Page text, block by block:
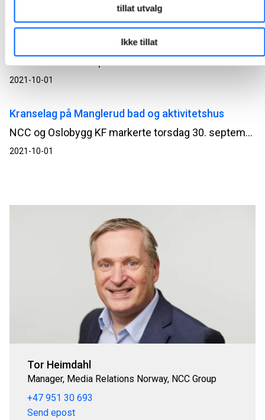
tillat utvalg
Ikke tillat
NCC har fått gode erfaringer med ombruk av
materialer fra ombruksprosjektet KA13
NCCs datterselskap Haandverkerne var hovedentreprenør på ombruksprosjektet Kristian Augusts gate 13, som 30. september ble tildelt Statens pris for byggkvalitet. Erfaringene fra prosjektet tar Haandverkerne og NCC med videre i andre prosjekter.
2021-10-01
Kranselag på Manglerud bad og aktivitetshus
NCC og Oslobygg KF markerte torsdag 30. september kranselag på Manglerud bad og aktivitetshus.
2021-10-01
Tor Heimdahl
Manager, Media Relations Norway, NCC Group
+47 951 30 693
Send epost